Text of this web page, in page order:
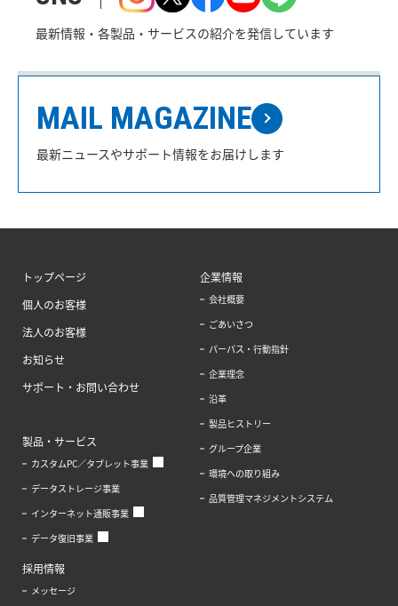
最新情報・各製品・サービスの紹介を発信しています
MAIL MAGAZINE
最新ニュースやサポート情報をお届けします
トップページ
個人のお客様
法人のお客様
お知らせ
サポート・お問い合わせ
製品・サービス
カスタムPC／タブレット事業
データストレージ事業
インターネット通販事業
データ復旧事業
企業情報
会社概要
ごあいさつ
パーパス・行動指針
企業理念
沿革
製品ヒストリー
グループ企業
環境への取り組み
品質管理マネジメントシステム
採用情報
メッセージ